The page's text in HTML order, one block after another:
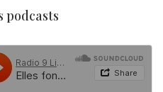
podcasts